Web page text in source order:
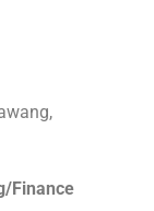
Finance